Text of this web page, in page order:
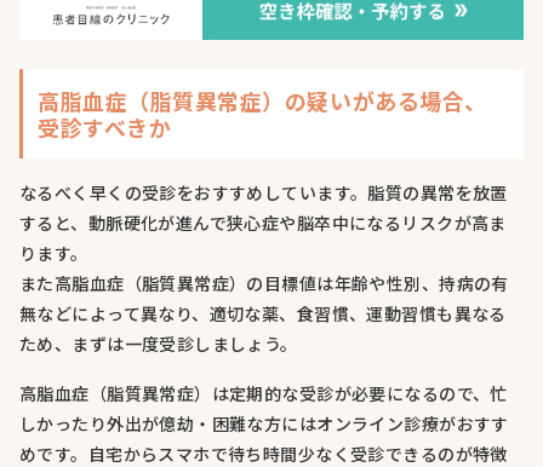
高脂血症（脂質異常症）の疑いがある場合、
受診すべきか
なるべく早くの受診をおすすめしています。脂質の異常を放置
すると、動脈硬化が進んで狭心症や脳卒中になるリスクが高ま
ります。
また高脂血症（脂質異常症）の目標値は年齢や性別、持病の有
無などによって異なり、適切な薬、食習慣、運動習慣も異なる
ため、まずは一度受診しましょう。
高脂血症（脂質異常症）は定期的な受診が必要になるので、忙
しかったり外出が億劫・困難な方にはオンライン診療がおすす
めです。自宅からスマホで待ち時間少なく受診できるのが特徴